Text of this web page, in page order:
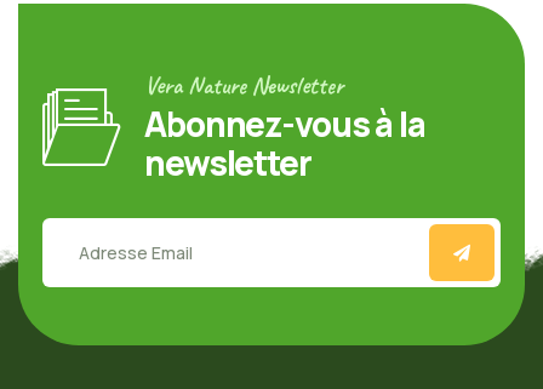
Vera Nature Newsletter
Abonnez-vous à la
newsletter